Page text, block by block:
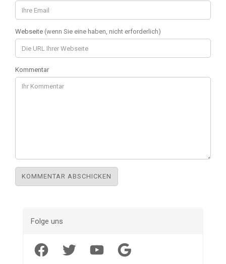
Webseite (wenn Sie eine haben, nicht erforderlich)
Kommentar
Folge uns
Facebook Twitter YouTube Google